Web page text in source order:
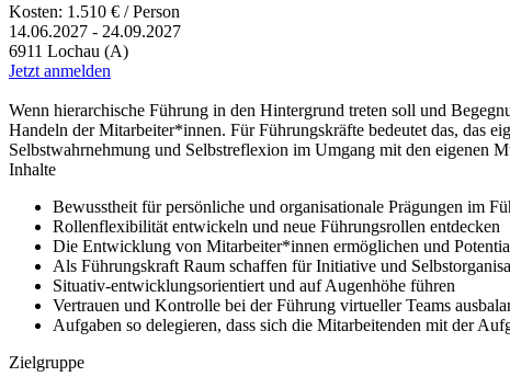
Kosten: 1.510 € / Person
14.06.2027 - 24.09.2027
6911 Lochau (A)
Jetzt anmelden
Wenn hierarchische Führung in den Hintergrund treten soll und
Handeln der Mitarbeiter*innen. Für Führungskräfte bedeutet das, das
Selbstwahrnehmung und Selbstreflexion im Umgang mit den eigenen
Inhalte
Bewusstheit für persönliche und organisationale Prägungen im
Rollenflexibilität entwickeln und neue Führungsrollen entdecken
Die Entwicklung von Mitarbeiter*innen ermöglichen und
Als Führungskraft Raum schaffen für Initiative und
Situativ-entwicklungsorientiert und auf Augenhöhe führen
Vertrauen und Kontrolle bei der Führung virtueller Teams
Aufgaben so delegieren, dass sich die Mitarbeitenden mit der
Zielgruppe